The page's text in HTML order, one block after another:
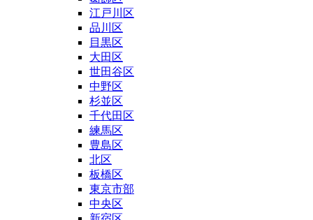
江戸川区
品川区
目黒区
大田区
世田谷区
中野区
杉並区
千代田区
練馬区
豊島区
北区
板橋区
東京市部
中央区